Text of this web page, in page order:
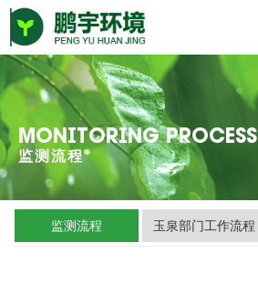
MONITORING PROCESS
监测流程
监测流程 玉泉部门工作流程